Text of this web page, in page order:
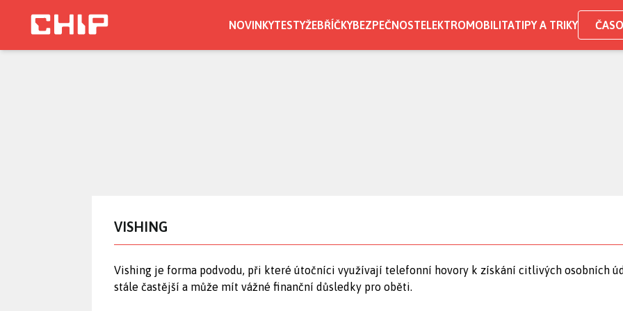
NOVINKYTESTYŽEBŘÍČKYBEZPEČNOSTELEKTROMOBILITATIPY A TRIKY
VISHING
Vishing je forma podvodu, při které útočníci využívají telefonní hovory k získání citlivých osobních
stále častější a může mít vážné finanční důsledky pro oběti.